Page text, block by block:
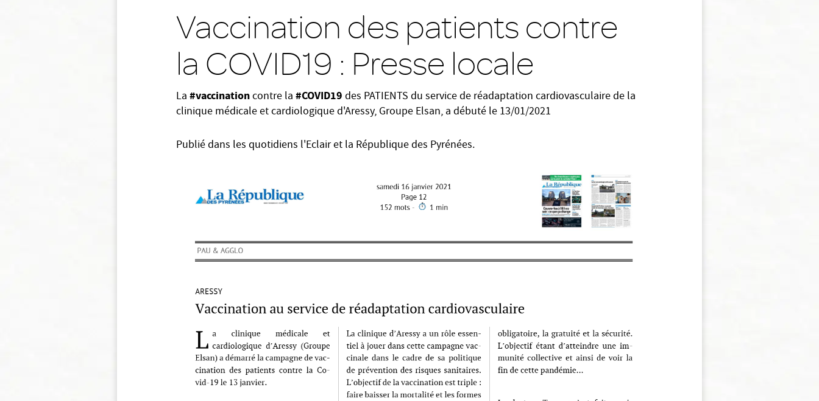
Vaccination des patients contre
la COVID19 : Presse locale
La #vaccinationcontre la #COVID19 des PATIENTS du service de réadaptation cardiovasculaire de la
clinique médicale et cardiologique d'Aressy, Groupe Elsan, a débuté le 13/01/2021
Publié dans les quotidiens l'Eclair et la République des Pyrénées.